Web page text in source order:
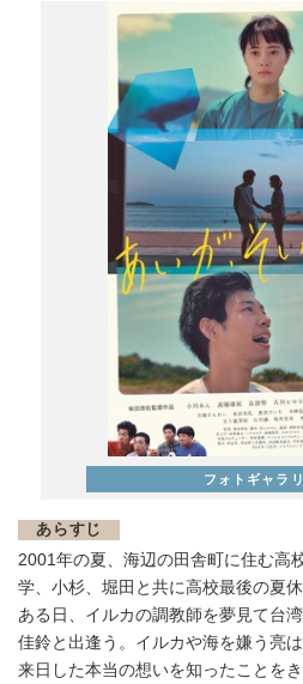
あらすじ
2001年の夏、海辺の田舎町に住む高
学、小杉、堀田と共に高校最後の夏
ある日、イルカの調教師を夢見て台
佳鈴と出逢う。イルカや海を嫌う亮
来日した本当の想いを知ったことを